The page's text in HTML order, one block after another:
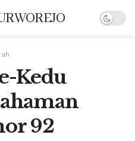
Kedu
92